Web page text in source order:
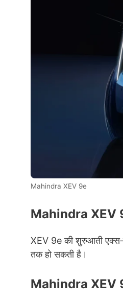
Mahindra XEV 9e
Mahindra XEV
XEV 9e की शुरुआती
तक हो सकती है।
Mahindra XEV